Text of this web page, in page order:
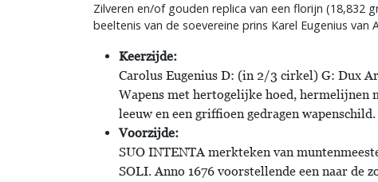
Zilveren en/of gouden replica van een florijn (18,832
beeltenis van de soevereine prins Karel Eugenius van
Keerzijde:
Carolus Eugenius D: (in 2/3 cirkel) G: Dux
Wapens met hertogelijke hoed, hermelijnen
leeuw en een griffioen gedragen wapenschild.
Voorzijde:
SUO INTENTA merkteken van
SOLI. Anno 1676 voorstellende een naar de